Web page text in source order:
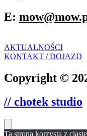
E:
AKTUALNOŚCI
KONTAKT / DOJAZD
Copyright ©
// chotek studio
Ta strona korzysta z